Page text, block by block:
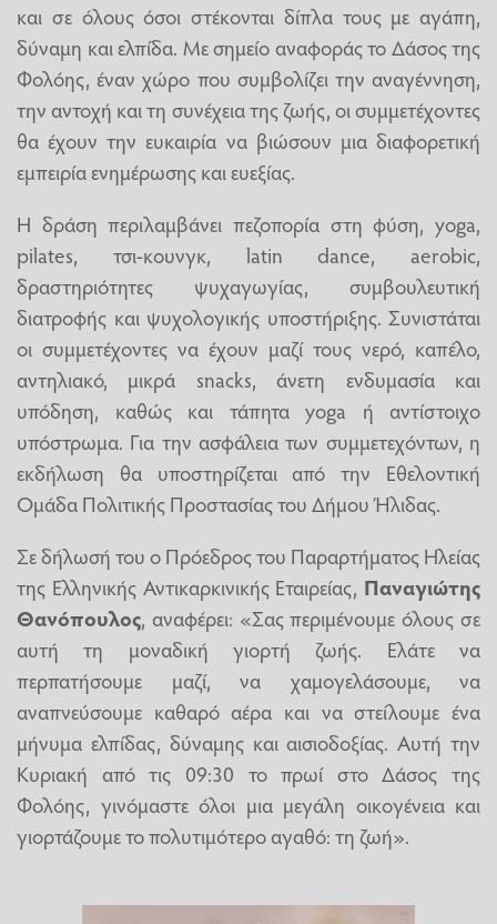
και σε όλους όσοι στέκονται δίπλα τους με αγάπη,
δύναμη και ελπίδα. Με σημείο αναφοράς το Δάσος της
Φολόης, έναν χώρο που συμβολίζει την αναγέννηση,
την αντοχή και τη συνέχεια της ζωής, οι συμμετέχοντες
θα έχουν την ευκαιρία να βιώσουν μια διαφορετική
εμπειρία ενημέρωσης και ευεξίας.
Η δράση περιλαμβάνει πεζοπορία στη φύση, yoga,
pilates, τσι-κουνγκ, latin dance, aerobic,
δραστηριότητες ψυχαγωγίας, συμβουλευτική
διατροφής και ψυχολογικής υποστήριξης. Συνιστάται
οι συμμετέχοντες να έχουν μαζί τους νερό, καπέλο,
αντηλιακό, μικρά snacks, άνετη ενδυμασία και
υπόδηση, καθώς και τάπητα yoga ή αντίστοιχο
υπόστρωμα. Για την ασφάλεια των συμμετεχόντων, η
εκδήλωση θα υποστηρίζεται από την Εθελοντική
Ομάδα Πολιτικής Προστασίας του Δήμου Ήλιδας.
Σε δήλωσή του ο Πρόεδρος του Παραρτήματος Ηλείας
της Ελληνικής Αντικαρκινικής Εταιρείας, Παναγιώτης
Θανόπουλος, αναφέρει: «Σας περιμένουμε όλους σε
αυτή τη μοναδική γιορτή ζωής. Ελάτε να
περπατήσουμε μαζί, να χαμογελάσουμε, να
αναπνεύσουμε καθαρό αέρα και να στείλουμε ένα
μήνυμα ελπίδας, δύναμης και αισιοδοξίας. Αυτή την
Κυριακή από τις 09:30 το πρωί στο Δάσος της
Φολόης, γινόμαστε όλοι μια μεγάλη οικογένεια και
γιορτάζουμε το πολυτιμότερο αγαθό: τη ζωή».